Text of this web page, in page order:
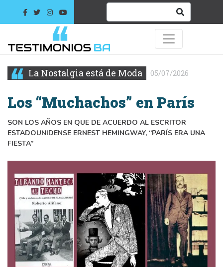
La Nostalgia está de Moda 05/07/2026
Los “Muchachos” en París
SON LOS AÑOS EN QUE DE ACUERDO AL ESCRITOR
ESTADOUNIDENSE ERNEST HEMINGWAY, “PARÍS ERA UNA
FIESTA”